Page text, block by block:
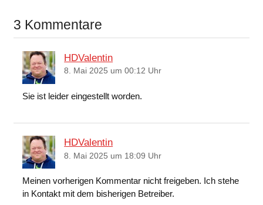
3 Kommentare
HDValentin
8. Mai 2025 um 00:12 Uhr
Sie ist leider eingestellt worden.
HDValentin
8. Mai 2025 um 18:09 Uhr
Meinen vorherigen Kommentar nicht freigeben. Ich stehe
in Kontakt mit dem bisherigen Betreiber.